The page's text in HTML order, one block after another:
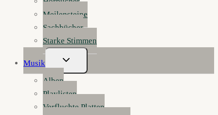
Meilensteine
Sachbücher
Starke Stimmen
Musik
Untermenü
Umschalten
Alben
Playlisten
Verfluchte Platten